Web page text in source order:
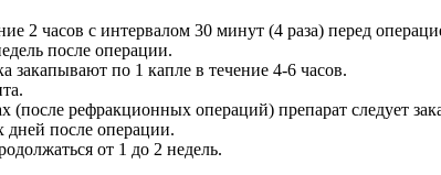
2 часов с интервалом 30 минут (4 раза) перед
после операции.
закапывают по 1 капле в течение 4-6 часов.
рефракционных операций) препарат следует
дней после операции.
от 1 до 2 недель.